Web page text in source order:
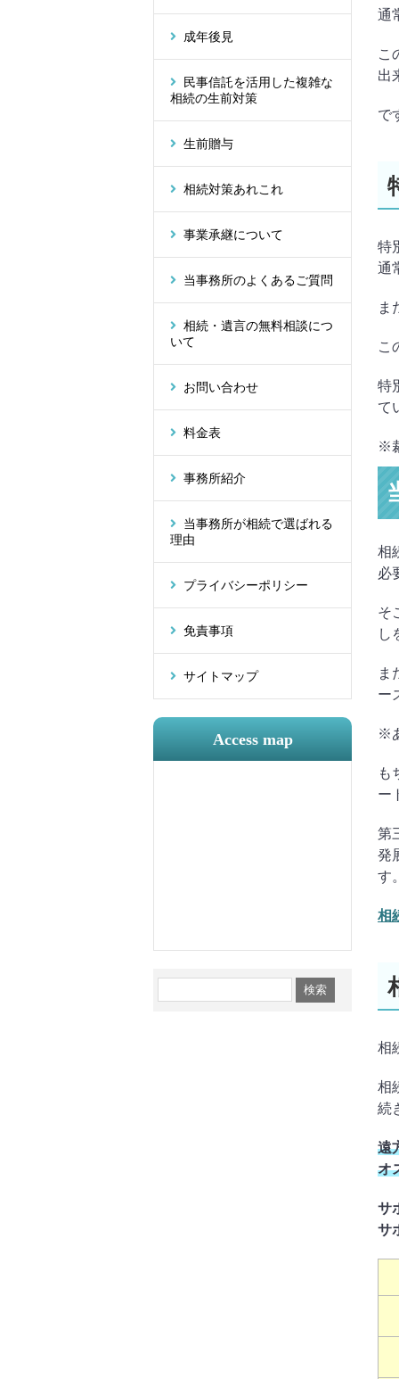
通
こ
出
で
特
通
ま
こ
特
て
※
相
必
そ
し
ま
ー
※
も
ー
第
発
す
相
相
相
続
遠
オ
サ
サ
成年後見
民事信託を活用した複雑な
相続の生前対策
生前贈与
相続対策あれこれ
事業承継について
当事務所のよくあるご質問
相続・遺言の無料相談につ
いて
お問い合わせ
料金表
事務所紹介
当事務所が相続で選ばれる
理由
プライバシーポリシー
免責事項
サイトマップ
Access map